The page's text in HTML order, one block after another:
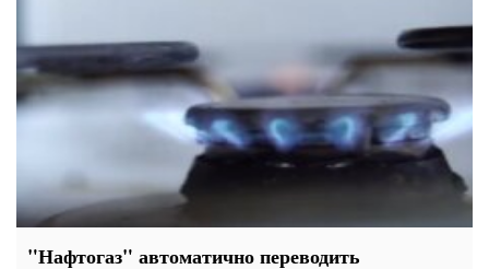
"Нафтогаз" автоматично переводить